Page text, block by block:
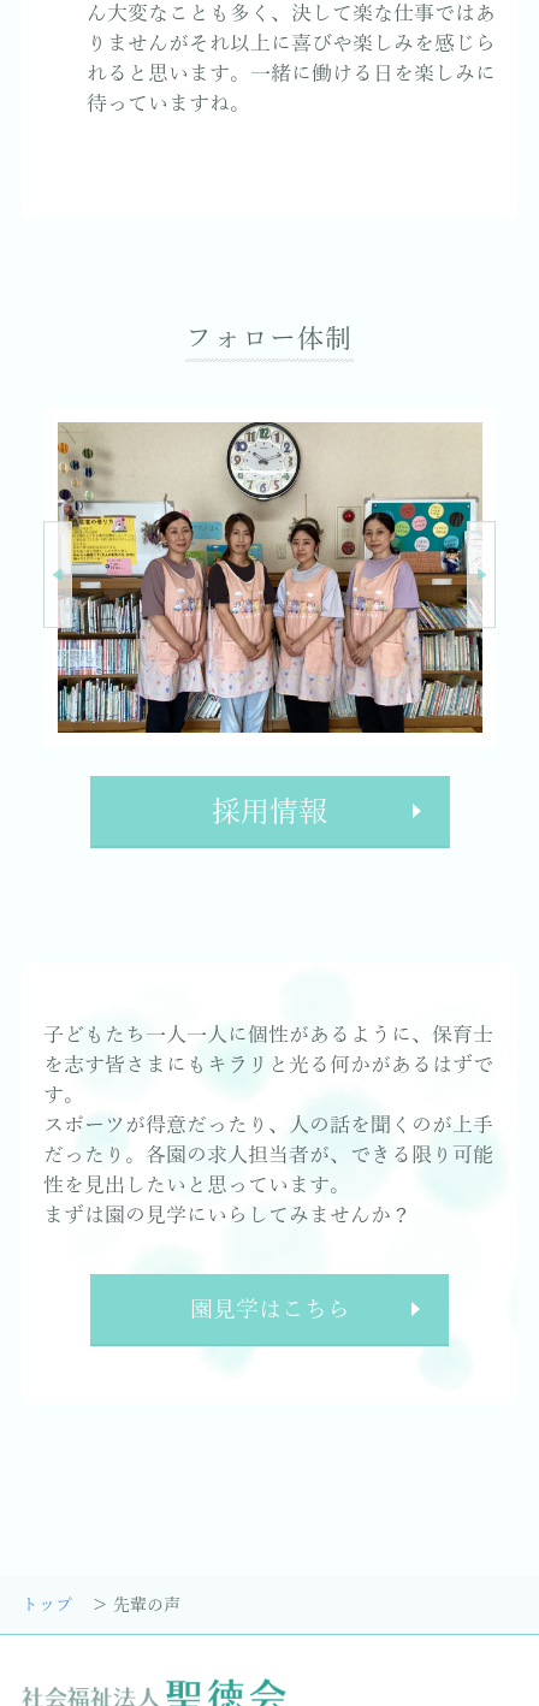
ん大変なことも多く、決して楽な仕事ではあ
りませんがそれ以上に喜びや楽しみを感じら
れると思います。一緒に働ける日を楽しみに
待っていますね。
フォロー体制
採用情報
子どもたち一人一人に個性があるように、保育士
を志す皆さまにもキラリと光る何かがあるはずで
す。
スポーツが得意だったり、人の話を聞くのが上手
だったり。各園の求人担当者が、できる限り可能
性を見出したいと思っています。
まずは園の見学にいらしてみませんか？
園見学はこちら
トップ 先輩の声